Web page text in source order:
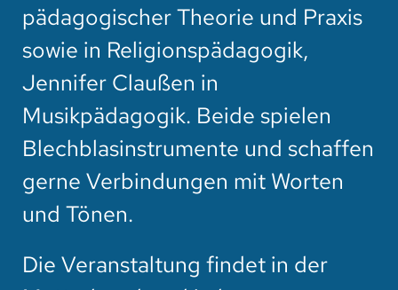
pädagogischer Theorie und Praxis
sowie in Religionspädagogik,
Jennifer Claußen in
Musikpädagogik. Beide spielen
Blechblasinstrumente und schaffen
gerne Verbindungen mit Worten
und Tönen.
Die Veranstaltung findet in der